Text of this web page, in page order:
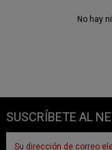
No hay
SUSCRÍBETE AL